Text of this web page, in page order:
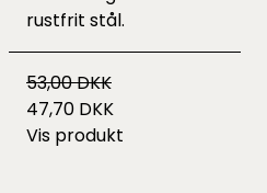
rustfrit stål.
53,00 DKK
47,70 DKK
Vis produkt